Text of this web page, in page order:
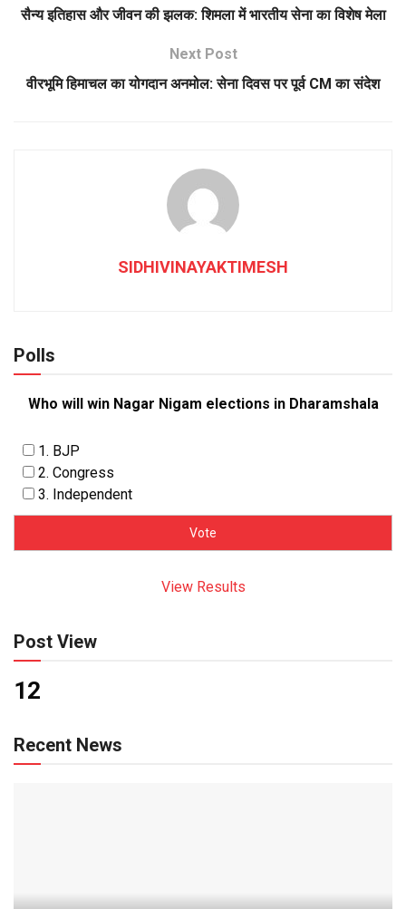
सैन्य इतिहास और जीवन की झलक: शिमला में भारतीय सेना का विशेष मेला
Next Post
वीरभूमि हिमाचल का योगदान अनमोल: सेना दिवस पर पूर्व CM का संदेश
SIDHIVINAYAKTIMESH
Polls
Who will win Nagar Nigam elections in Dharamshala
1. BJP
2. Congress
3. Independent
View Results
Post View
12
Recent News